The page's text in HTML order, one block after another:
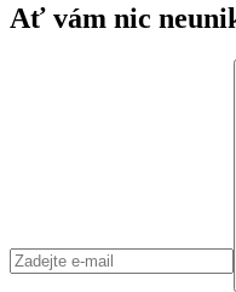
Ať vám nic